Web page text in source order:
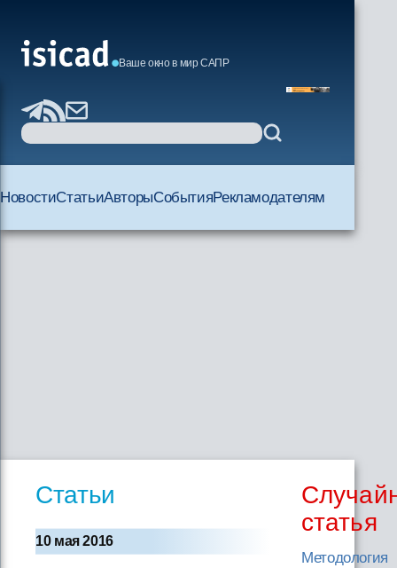
Ваше окно в мир САПР
НовостиСтатьиАвторыСобытияРекламодателям
Статьи
10 мая 2016
статья
Методология